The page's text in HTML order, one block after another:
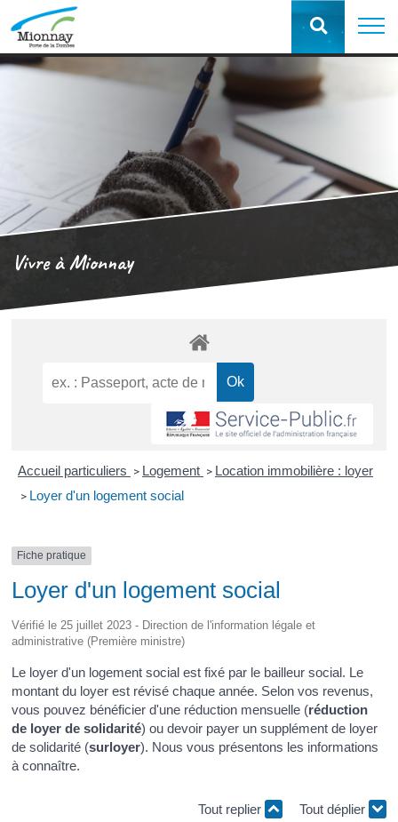
Vivre à Mionnay
Accueil particuliers > Logement > Location immobilière : loyer
> Loyer d'un logement social
Fiche pratique
Loyer d'un logement social
Vérifié le 25 juillet 2023 - Direction de l'information légale et
administrative (Première ministre)
Le loyer d'un logement social est fixé par le bailleur social. Le
montant du loyer est révisé chaque année. Selon vos revenus,
vous pouvez bénéficier d'une réduction mensuelle (réduction
de loyer de solidarité) ou devoir payer un supplément de loyer
de solidarité (surloyer). Nous vous présentons les informations
à connaître.
Tout replier Tout déplier